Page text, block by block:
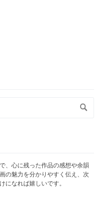
、心に残った作品の感想や余韻
の魅力を分かりやすく伝え、次
になれば嬉しいです。